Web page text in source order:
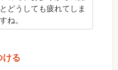
どうしても疲れてしま
ね。
ける